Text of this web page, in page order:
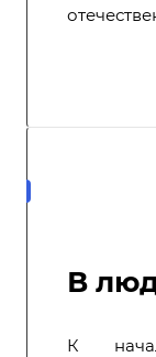
В
К